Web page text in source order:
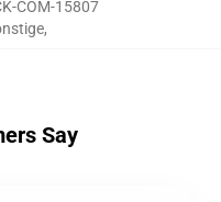
COM-15807
,
Say